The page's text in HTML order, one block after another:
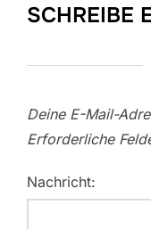
SCHREIBE
Deine E-Mail-
Erforderliche
Nachricht: